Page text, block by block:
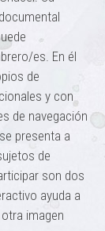
es. En él
de
y con
de navegación
presenta a
de
son dos
ayuda a
imagen